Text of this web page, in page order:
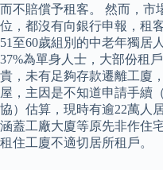
而不賠償予租客。 然而，市
位，都沒有向銀行申報，租
51至60歲組別的中老年獨居
37%為單身人士，大部份租
貴，未有足夠存款遷離工廈
屋，主因是不知道申請手續
協）估算，現時有逾22萬人
涵蓋工廠大廈等原先非作住
租住工廈不適切居所租戶。